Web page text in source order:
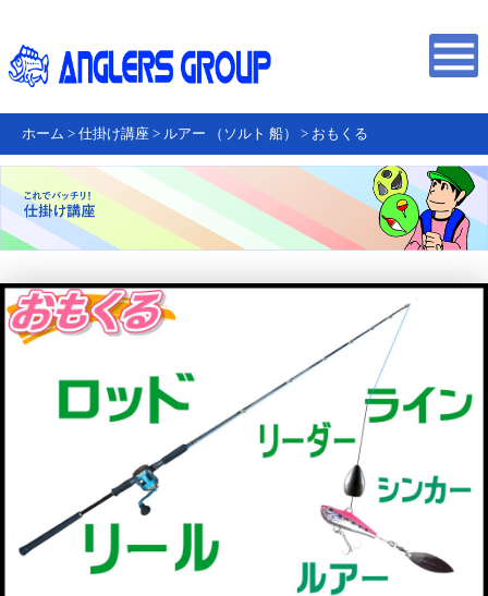
ホーム > 仕掛け講座 > ルアー （ソルト 船） > おもくる